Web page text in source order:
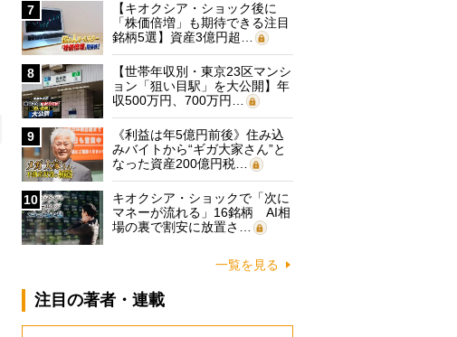
7
【キオクシア・ショック後に
「株価倍増」も期待できる注目
銘柄5選】資産3億円超…
8
【世帯年収別・東京23区マンシ
ョン「狙い目駅」を大公開】年
収500万円、700万円…
9
《利益は年5億円前後》住み込
みバイトから“ギガ大家さん”と
なった資産200億円税…
10
キオクシア・ショックで「次に
マネーが流れる」16銘柄 AI相
場の裏で割安に放置さ…
一覧を見る
注目の著者・連載